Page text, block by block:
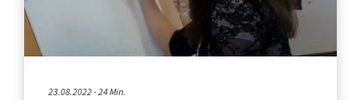
23.08.2022 - 24 Min.